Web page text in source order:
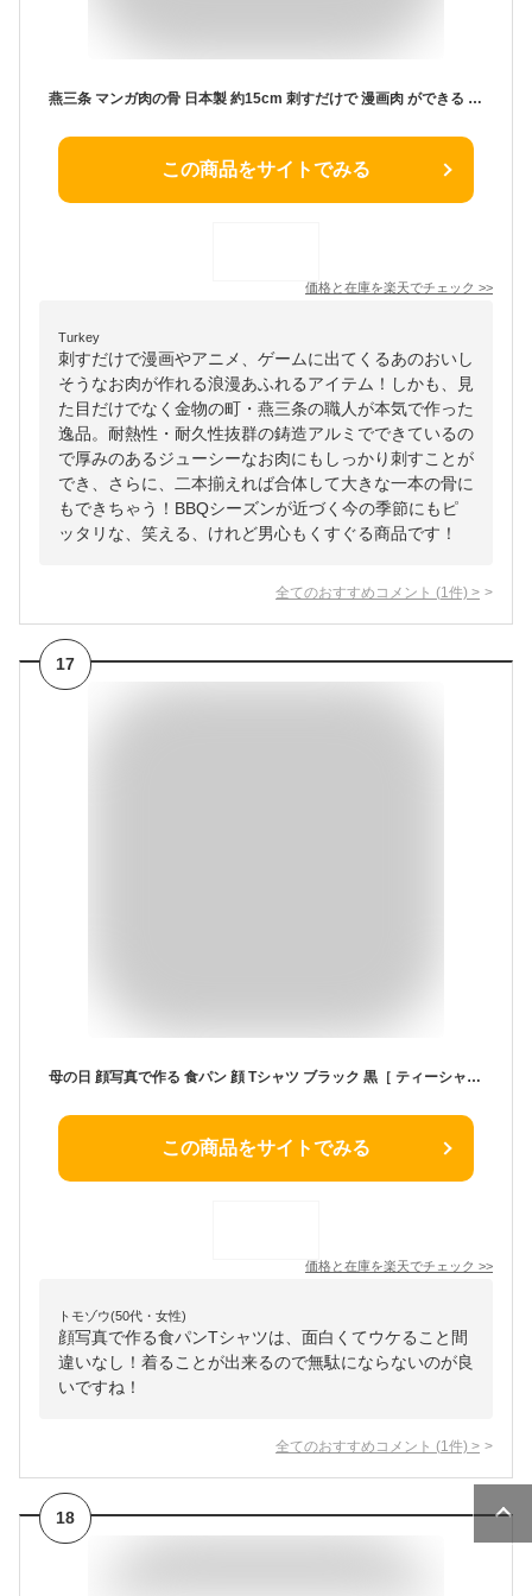
燕三条 マンガ肉の骨 日本製 約15cm 刺すだけで 漫画肉 ができる 耐熱 骨のみ 1本入り 繰り返し使える 繰り返し使える マンガ肉 骨 マンモスの肉 骨 代用 マンガ飯 漫画肉ノ骨 串 バーベキュー 便利 グッズ アウトドア BBQ キャンプ ハロウィン クリスマス パーティー 料理
この商品をサイトでみる
価格と在庫を楽天でチェック >>
Turkey
刺すだけで漫画やアニメ、ゲームに出てくるあのおいし
そうなお肉が作れる浪漫あふれるアイテム！しかも、見
た目だけでなく金物の町・燕三条の職人が本気で作った
逸品。耐熱性・耐久性抜群の鋳造アルミでできているの
で厚みのあるジューシーなお肉にもしっかり刺すことが
でき、さらに、二本揃えれば合体して大きな一本の骨に
もできちゃう！BBQシーズンが近づく今の季節にもピ
ッタリな、笑える、けれど男心もくすぐる商品です！
全てのおすすめコメント (1 件) >
17
母の日 顔写真で作る 食パン 顔 Tシャツ ブラック 黒［ ティーシャツ オリジナルtシャツ 面白いtシャツ おもしろtシャツ おもしろい グッズ 誕生日プレゼント オーダーメイド メンズ レディース キッズ 子供 お揃い 名入れ 写真入り 写真プリント プレゼント ］
この商品をサイトでみる
価格と在庫を楽天でチェック >>
トモゾウ(50代・女性)
顔写真で作る食パンTシャツは、面白くてウケること間
違いなし！着ることが出来るので無駄にならないのが良
いですね！
全てのおすすめコメント (1 件) >
18